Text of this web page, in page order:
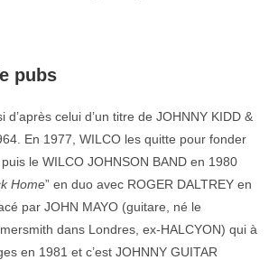
pubs
d’après celui d’un titre de JOHNNY KIDD &
En 1977, WILCO les quitte pour fonder
le WILCO JOHNSON BAND en 1980
Home” en duo avec ROGER DALTREY en
par JOHN MAYO (guitare, né le
dans Londres, ex-HALCYON) qui à
en 1981 et c’est JOHNNY GUITAR